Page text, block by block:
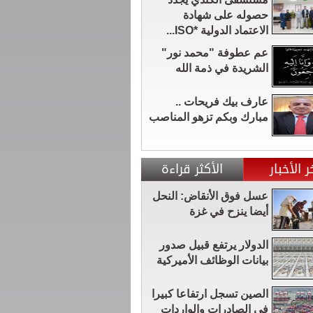
حصوله على شهادة
الاعتماد الدولية *ISO...
عم عطوفة "محمد نور"
الشريدة في ذمة الله
عارف بيك فريحات ..
مبارك وبكم تزهو المناصب
الأخبار الأكثر قراءة
عسل فوق الأنقاض: النحل
أيضا ينزح في غزة
الدولار يرتفع قبيل صدور
بيانات الوظائف الأميركية
الصين تسجل ارتفاعا كبيرا
في الصادرات والواردات